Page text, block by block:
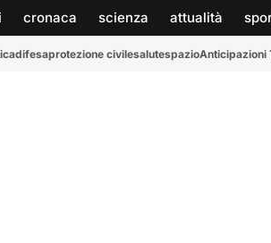
cronaca scienza attualità
difesaprotezione civilesalutespazioAnticipazioni